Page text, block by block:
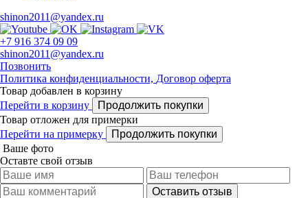
shinon2011@yandex.ru
+7 916 374 09 09
shinon2011@yandex.ru
Позвонить
Политика конфиденциальности, Договор оферта
Товар добавлен в корзину
Перейти в корзину
Продолжить покупки
Товар отложен для примерки
Перейти на примерку
Продолжить покупки
Ваше фото
Оставте свой отзыв
Оставить отзыв